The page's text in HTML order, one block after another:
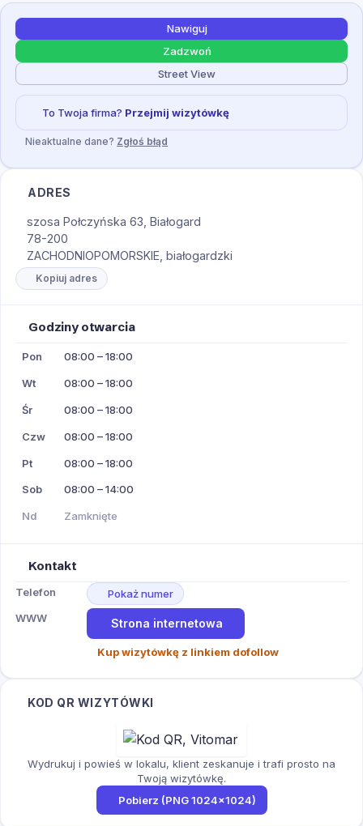
Nawiguj
Zadzwoń
Street View
To Twoja firma? Przejmij wizytówkę
Nieaktualne dane? Zgłoś błąd
ADRES
szosa Połczyńska 63, Białogard
78-200
ZACHODNIOPOMORSKIE, białogardzki
Kopiuj adres
Godziny otwarcia
Pon 08:00 – 18:00
Wt 08:00 – 18:00
Śr 08:00 – 18:00
Czw 08:00 – 18:00
Pt 08:00 – 18:00
Sob 08:00 – 14:00
Nd Zamknięte
Kontakt
Telefon
Pokaż numer
WWW
Strona internetowa
Kup wizytówkę z linkiem dofollow
KOD QR WIZYTÓWKI
Wydrukuj i powieś w lokalu, klient zeskanuje i trafi prosto na
Twoją wizytówkę.
Pobierz (PNG 1024×1024)